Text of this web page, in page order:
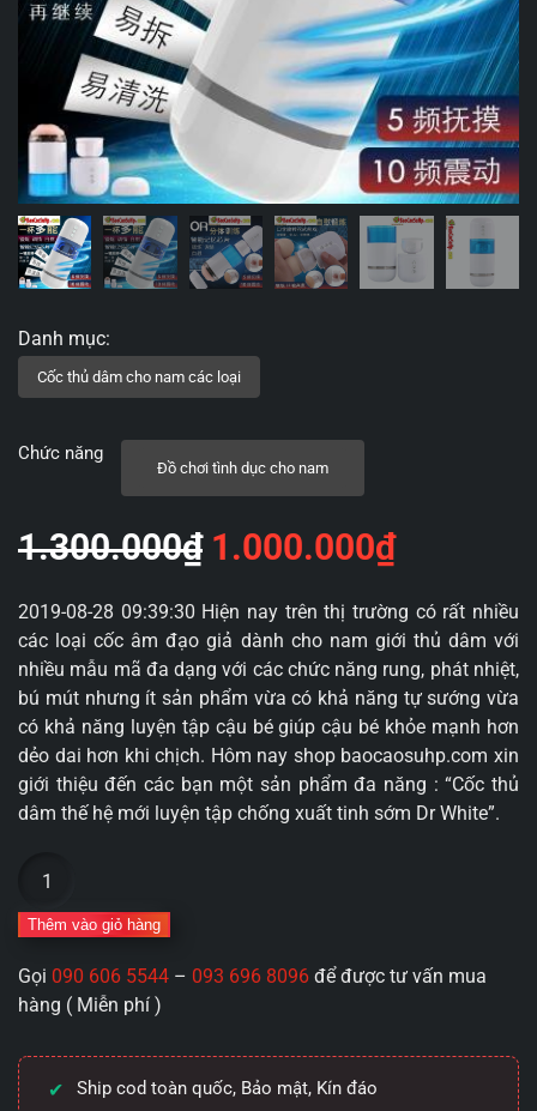
Chức năng
Đồ chơi tình dục cho nam
1.300.000₫ Giá
gốc
là:
1.300.000₫.
1.000.000₫Giá
hiện
tại
là:
2019-08-28 09:39:30 Hiện nay trên thị trường có rất nhiều
các loại cốc âm đạo giả dành cho nam giới thủ dâm với
nhiều mẫu mã đa dạng với các chức năng rung, phát nhiệt,
bú mút nhưng ít sản phẩm vừa có khả năng tự sướng vừa
có khả năng luyện tập cậu bé giúp cậu bé khỏe mạnh hơn
dẻo dai hơn khi chịch. Hôm nay shop baocaosuhp.com xin
giới thiệu đến các bạn một sản phẩm đa năng : “Cốc thủ
dâm thế hệ mới luyện tập chống xuất tinh sớm Dr White”.
dâm
hệ
mới
tập
chống
Thêm vào giỏ hàng
Gọi 090 606 5544 – 093 696 8096 để được tư vấn mua
hàng ( Miễn phí )
Ship cod toàn quốc, Bảo mật, Kín đáo